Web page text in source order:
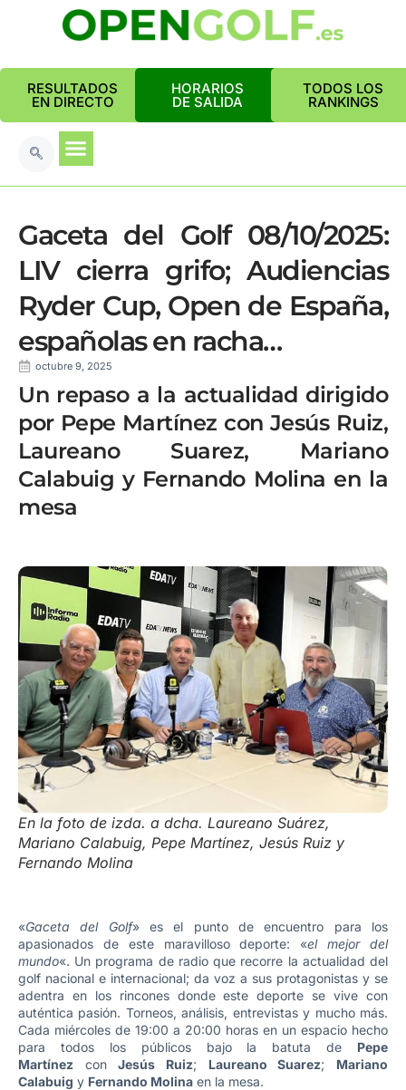
RESULTADOS
EN DIRECTO
HORARIOS
DE SALIDA
TODOS LOS
RANKINGS
Gaceta del Golf 08/10/2025:
LIV cierra grifo; Audiencias
Ryder Cup, Open de España,
españolas en racha…
octubre 9, 2025
Un repaso a la actualidad dirigido
por Pepe Martínez con Jesús Ruiz,
Laureano Suarez, Mariano
Calabuig y Fernando Molina en la
mesa
En la foto de izda. a dcha. Laureano Suárez,
Mariano Calabuig, Pepe Martínez, Jesús Ruiz y
Fernando Molina
«Gaceta del Golf» es el punto de encuentro para los
apasionados de este maravilloso deporte: «el mejor del
mundo«. Un programa de radio que recorre la actualidad del
golf nacional e internacional; da voz a sus protagonistas y se
adentra en los rincones donde este deporte se vive con
auténtica pasión. Torneos, análisis, entrevistas y mucho más.
Cada miércoles de 19:00 a 20:00 horas en un espacio hecho
para todos los públicos bajo la batuta de Pepe
Martínez conJesús Ruiz; Laureano Suarez; Mariano
Calabuig y Fernando Molina en la mesa.